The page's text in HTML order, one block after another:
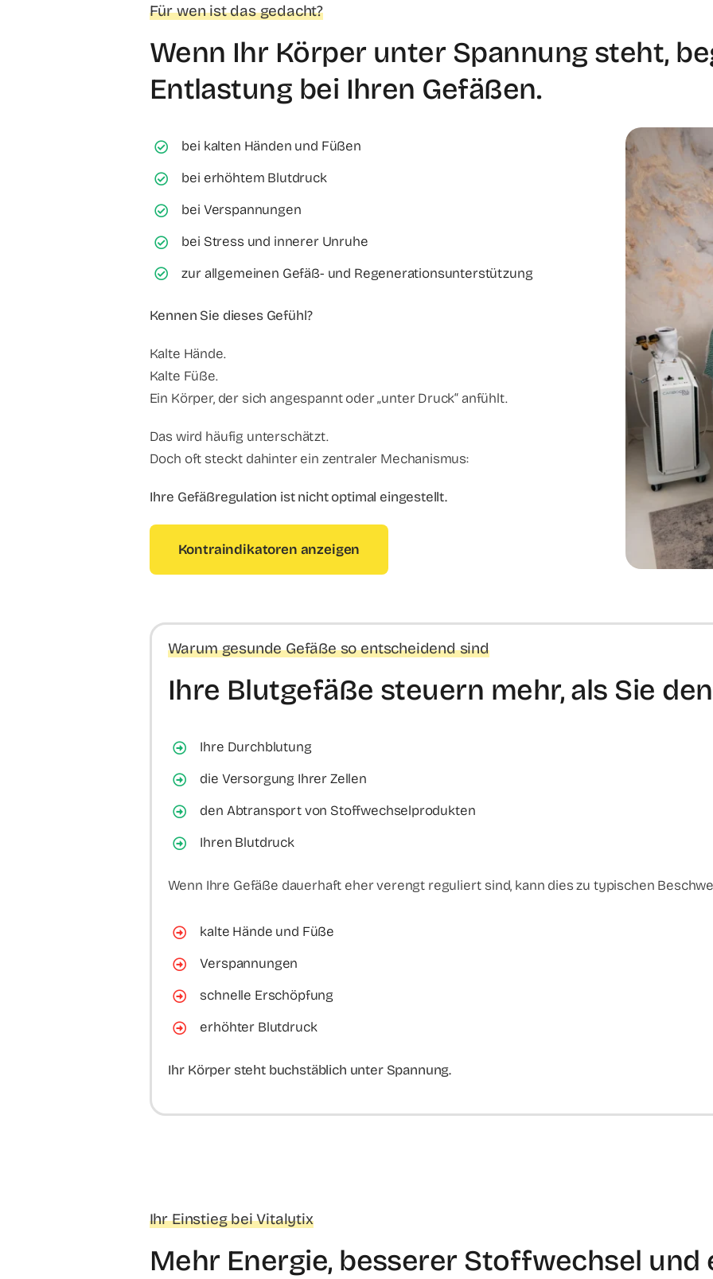
​​Für wen ist das gedacht?
Wenn Ihr Körper unter Spannung steht,
Entlastung bei Ihren Gefäßen.
bei kalten Händen und Füßen
bei erhöhtem Blutdruck
bei Verspannungen
bei Stress und innerer Unruhe
zur allgemeinen Gefäß- und Regenerationsunterstützung
Kennen Sie dieses Gefühl?
Kalte Hände.
Kalte Füße.
Ein Körper, der sich angespannt oder „unter Druck“ anfühlt.
Das wird häufig unterschätzt.
Doch oft steckt dahinter ein zentraler Mechanismus:
Ihre Gefäßregulation ist nicht optimal eingestellt.
Kontraindikatoren anzeigen
​​Warum gesunde Gefäße so entscheidend sind
Ihre Blutgefäße steuern mehr, als Sie
Ihre Durchblutung
die Versorgung Ihrer Zellen
den Abtransport von Stoffwechselprodukten
Ihren Blutdruck
Wenn Ihre Gefäße dauerhaft eher verengt reguliert sind, kann dies zu typischen
kalte Hände und Füße
Verspannungen
schnelle Erschöpfung
erhöhter Blutdruck
Ihr Körper steht buchstäblich unter Spannung.
​​Ihr Einstieg bei Vitalytix
Mehr Energie, besserer Stoffwechsel und